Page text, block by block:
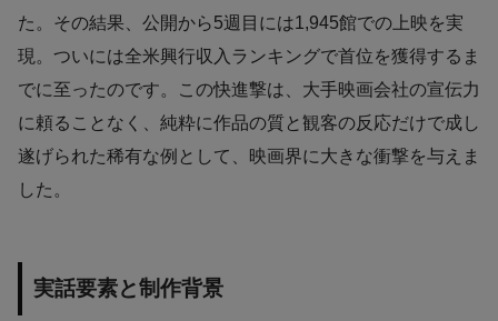
た。その結果、公開から5週目には1,945館での上映を実
現。ついには全米興行収入ランキングで首位を獲得するま
でに至ったのです。この快進撃は、大手映画会社の宣伝力
に頼ることなく、純粋に作品の質と観客の反応だけで成し
遂げられた稀有な例として、映画界に大きな衝撃を与えま
した。
実話要素と制作背景